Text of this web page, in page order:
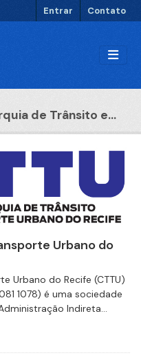
Entrar Contato
de Trânsito e...
Urbano do
Urbano do Recife (CTTU)
1078) é uma sociedade
Indireta...